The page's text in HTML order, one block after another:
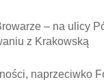
– na ulicy
z Krakowską
naprzeciwko